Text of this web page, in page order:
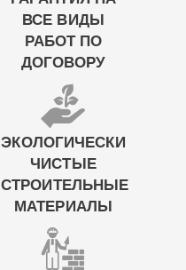
ВСЕ ВИДЫ
РАБОТ ПО
ДОГОВОРУ
ЭКОЛОГИЧЕСКИ
ЧИСТЫЕ
СТРОИТЕЛЬНЫЕ
МАТЕРИАЛЫ